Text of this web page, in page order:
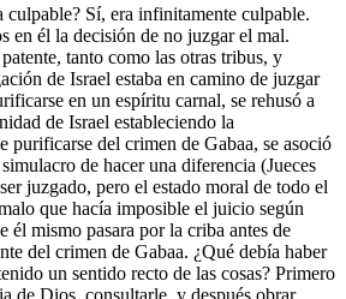
culpable? Sí, era infinitamente culpable.
en él la decisión de no juzgar el mal.
tanto como las otras tribus, y
de Israel estaba en camino de juzgar
en un espíritu carnal, se rehusó a
de Israel estableciendo la
purificarse del crimen de Gabaa, se asoció
de hacer una diferencia (Jueces
juzgado, pero el estado moral de todo el
que hacía imposible el juicio según
él mismo pasara por la criba antes de
del crimen de Gabaa. ¿Qué debía haber
un sentido recto de las cosas? Primero
de Dios, consultarle, y después obrar.